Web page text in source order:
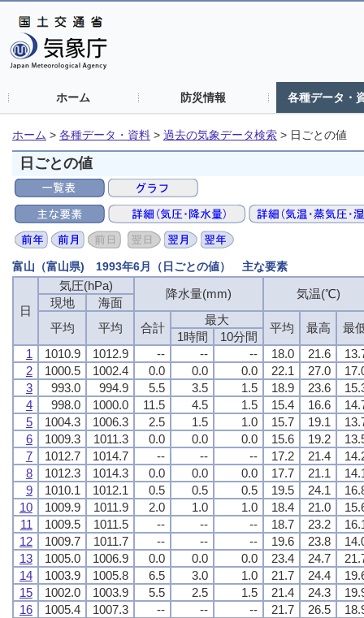
ホーム 防災情報 各種データ・
ホーム > 各種データ・資料 > 過去の気象データ検索 > 日ごとの値
日ごとの値
富山（富山県) 1993年6月（日ごとの値） 主な要素
日
気圧(hPa)
降水量(mm) 気温(℃)
現地
海面
平均
平均 合計
最大
平均 最高 最
1時間
10分間
1
1010.9 1012.9 -- -- -- 18.0 21.6
2
1000.5 1002.4 0.0 0.0 0.0 22.1 27.0
3
993.0 994.9 5.5 3.5 1.5 18.9 23.6
4
998.0 1000.0 11.5 4.5 1.5 15.4 16.6
5
1004.3 1006.3 2.5 1.5 1.0 15.7 19.1
6
1009.3 1011.3 0.0 0.0 0.0 15.6 19.2
7
1012.7 1014.7 -- -- -- 17.2 21.4
8
1012.3 1014.3 0.0 0.0 0.0 17.7 21.1
9
1010.1 1012.1 0.5 0.5 0.5 19.5 24.1
10
1009.9 1011.9 2.0 1.0 1.0 18.4 21.0
11
1009.5 1011.5 -- -- -- 18.7 23.2
12
1009.7 1011.7 -- -- -- 19.6 23.8
13
1005.0 1006.9 0.0 0.0 0.0 23.4 24.7
14
1003.9 1005.8 6.5 3.0 1.0 21.7 24.4
15
1002.0 1003.9 5.5 2.5 1.5 21.4 24.3
16
1005.4 1007.3 -- -- -- 21.7 26.5